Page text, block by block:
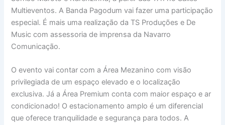
Multieventos. A Banda Pagodum vai fazer uma participação
especial. É mais uma realização da TS Produções e De
Music com assessoria de imprensa da Navarro
Comunicação.
O evento vai contar com a Área Mezanino com visão
privilegiada de um espaço elevado e o localização
exclusiva. Já a Área Premium conta com maior espaço e ar
condicionado! O estacionamento amplo é um diferencial
que oferece tranquilidade e segurança para todos. A